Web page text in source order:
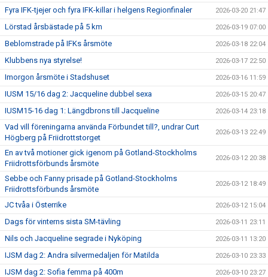
Fyra IFK-tjejer och fyra IFK-killar i helgens Regionfinaler 2026-03-20 21:47
Lörstad årsbästade på 5 km 2026-03-19 07:00
Beblomstrade på IFKs årsmöte 2026-03-18 22:04
Klubbens nya styrelse! 2026-03-17 22:50
Imorgon årsmöte i Stadshuset 2026-03-16 11:59
IUSM 15/16 dag 2: Jacqueline dubbel sexa 2026-03-15 20:47
IUSM15-16 dag 1: Längdbrons till Jacqueline 2026-03-14 23:18
Vad vill föreningarna använda Förbundet till?, undrar Curt
Högberg på Friidrottstorget
2026-03-13 22:49
En av två motioner gick igenom på Gotland-Stockholms
Friidrottsförbunds årsmöte
2026-03-12 20:38
Sebbe och Fanny prisade på Gotland-Stockholms
Friidrottsförbunds årsmöte
2026-03-12 18:49
JC tvåa i Österrike 2026-03-12 15:04
Dags för vinterns sista SM-tävling 2026-03-11 23:11
Nils och Jacqueline segrade i Nyköping 2026-03-11 13:20
IJSM dag 2: Andra silvermedaljen för Matilda 2026-03-10 23:33
IJSM dag 2: Sofia femma på 400m 2026-03-10 23:27